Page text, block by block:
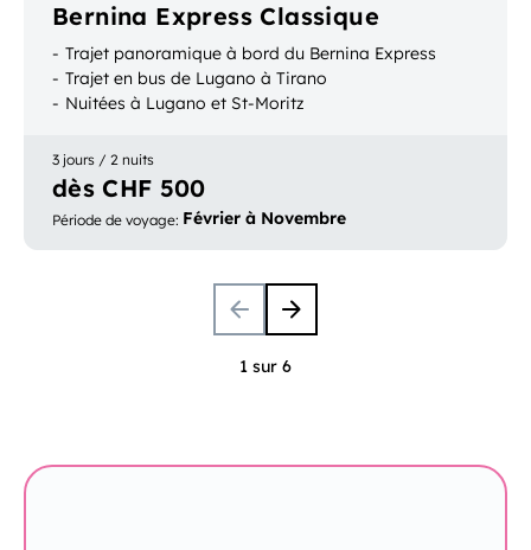
Bernina Express Classique
Trajet panoramique à bord du Bernina Express
Trajet en bus de Lugano à Tirano
Nuitées à Lugano et St-Moritz
3 jours / 2 nuits
dès CHF 500
Période de voyage: Février à Novembre
1 sur 6